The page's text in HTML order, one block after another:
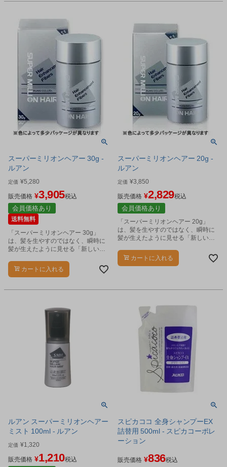
スーパーミリオンヘアー 30g -
ルアン
定価 ¥5,280
販売価格 ¥3,905税込
会員価格あり
送料無料
「スーパーミリオンヘアー 30g」
は、髪を生やすのではなく、瞬時に
髪が生えたように見せる「新しいス
カートに入れる
スーパーミリオンヘアー 20g -
ルアン
定価 ¥3,850
販売価格 ¥2,829税込
会員価格あり
「スーパーミリオンヘアー 20g」
は、髪を生やすのではなく、瞬時に
髪が生えたように見せる「新しいス
カートに入れる
ルアン スーパーミリオンヘアー
ミスト 100ml - ルアン
定価 ¥1,320
販売価格 ¥1,210税込
スピカココ 全身シャンプーEX
詰替用 500ml - スピカコーポレ
ーション
販売価格 ¥836税込